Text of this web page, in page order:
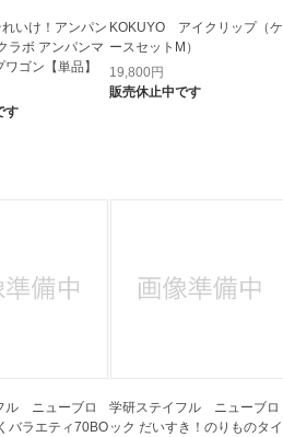
いけ！アンパン
ラボ アンパンマ
ゴン【単品】
す
KOKUYO アイクリップ（ケ
ースセットM）
19,800円
販売休止中です
ル ニューブロ
バラエティ70BO
学研ステイフル ニューブロ
ック だいすき！のりものタイ